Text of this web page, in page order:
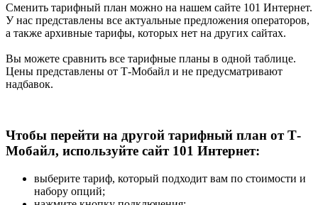
Сменить тарифный план можно на нашем сайте 101 Интернет.
У нас представлены все актуальные предложения операторов,
а также архивные тарифы, которых нет на других сайтах.
Вы можете сравнить все тарифные планы в одной таблице.
Цены представлены от Т-Мобайл и не предусматривают
надбавок.
Чтобы перейти на другой тарифный план от Т-
Мобайл, используйте сайт 101 Интернет:
выберите тариф, который подходит вам по стоимости и
набору опций;